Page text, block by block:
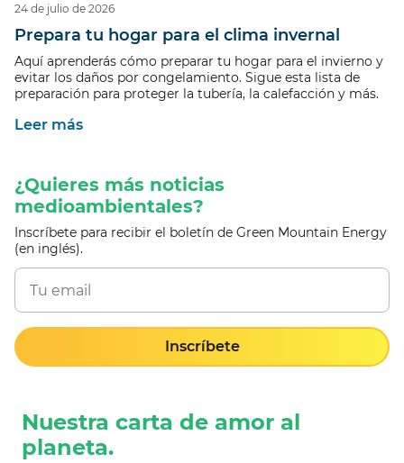
24 de julio de 2026
Prepara tu hogar para el clima invernal
Aquí aprenderás cómo preparar tu hogar para el invierno y
evitar los daños por congelamiento. Sigue esta lista de
preparación para proteger la tubería, la calefacción y más.
Leer más
¿Quieres más noticias
medioambientales?
Inscríbete para recibir el boletín de Green Mountain Energy
(en inglés).
Inscríbete
Nuestra carta de amor al
planeta.